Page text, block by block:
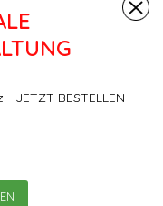
JETZT BESTELLEN
und Handeln